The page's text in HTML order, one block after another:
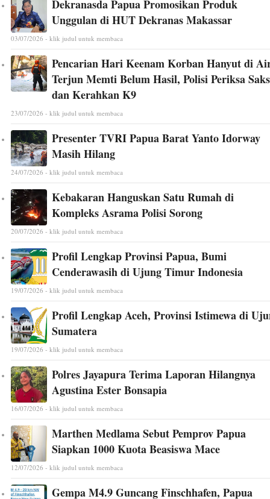
Dekranasda Papua Promosikan Produk
Unggulan di HUT Dekranas Makassar
03/07/2026 - klik judul untuk membaca
Pencarian Hari Keenam Korban Hanyut di
Terjun Memti Belum Hasil, Polisi Periksa
dan Kerahkan K9
23/07/2026 - klik judul untuk membaca
Presenter TVRI Papua Barat Yanto Idorway
Masih Hilang
24/07/2026 - klik judul untuk membaca
Kebakaran Hanguskan Satu Rumah di
Kompleks Asrama Polisi Sorong
20/07/2026 - klik judul untuk membaca
Profil Lengkap Provinsi Papua, Bumi
Cenderawasih di Ujung Timur Indonesia
19/07/2026 - klik judul untuk membaca
Profil Lengkap Aceh, Provinsi Istimewa di
Sumatera
19/07/2026 - klik judul untuk membaca
Polres Jayapura Terima Laporan Hilangnya
Agustina Ester Bonsapia
16/07/2026 - klik judul untuk membaca
Marthen Medlama Sebut Pemprov Papua
Siapkan 1000 Kuota Beasiswa Mace
12/07/2026 - klik judul untuk membaca
Gempa M4.9 Guncang Finschhafen, Papua